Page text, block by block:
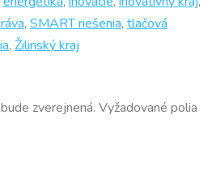
, SMART riešenia, tlačová
, Žilinský kraj
zverejnená. Vyžadované polia